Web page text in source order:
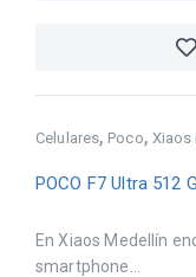
Celulares, Poco, Xiaos
POCO F7 Ultra 512
En Xiaos Medellín
smartphone...